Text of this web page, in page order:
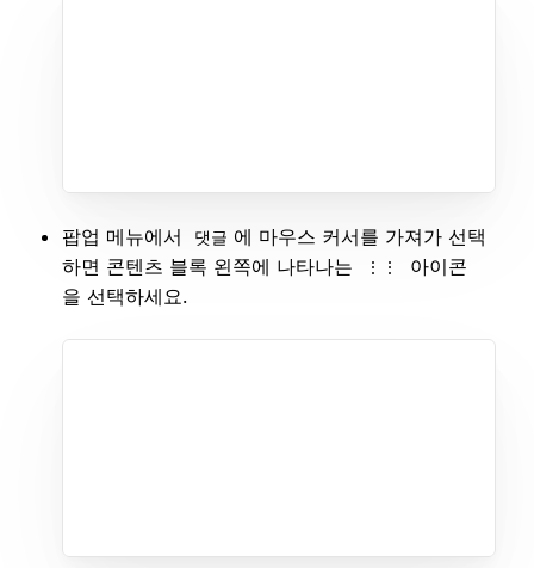
팝업 메뉴에서 댓글 에 마우스 커서를 가져가 선택
하면 콘텐츠 블록 왼쪽에 나타나는
⋮⋮
아이콘
을 선택하세요.